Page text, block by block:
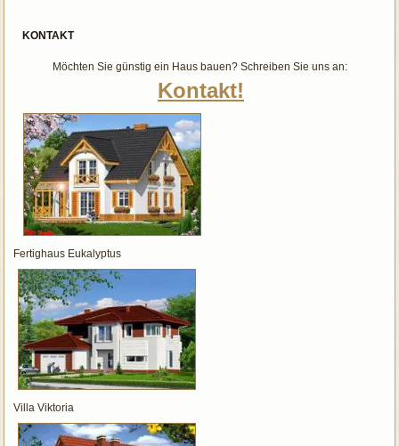
KONTAKT
Möchten Sie günstig ein Haus bauen? Schreiben Sie uns an:
Kontakt!
Fertighaus Eukalyptus
Villa Viktoria